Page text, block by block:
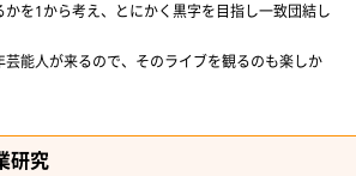
を1から考え、とにかく黒字を目指し一致団結し
芸能人が来るので、そのライブを観るのも楽しか
研究